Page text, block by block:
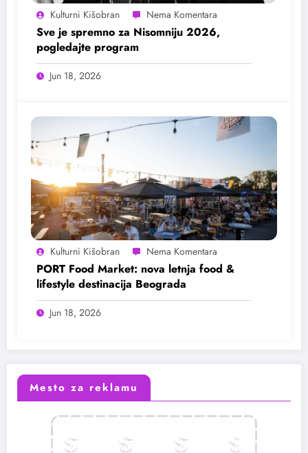
Kulturni Kišobran
Sve je spremno za Nisomniju 2026,
pogledajte program
Jun 18, 2026
Kulturni Kišobran
PORT Food Market: nova letnja food &
lifestyle destinacija Beograda
Jun 18, 2026
Mesto za reklamu